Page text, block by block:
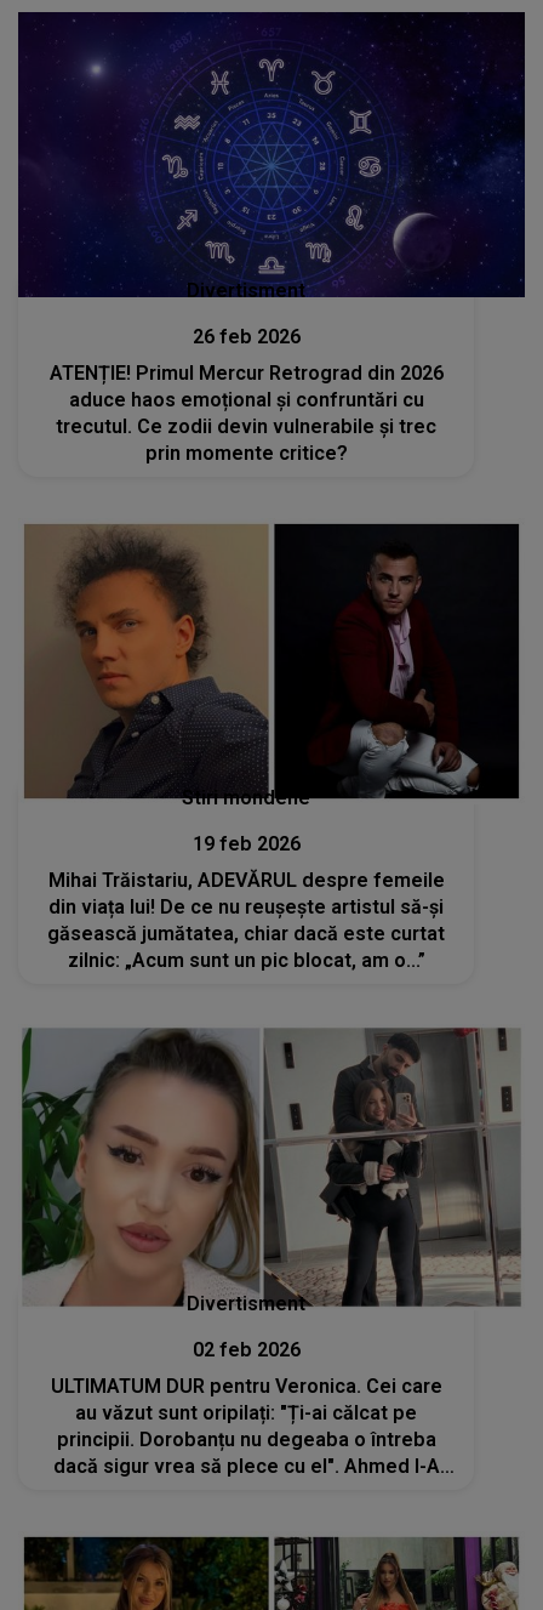
Divertisment
26 feb 2026
ATENȚIE! Primul Mercur Retrograd din 2026
aduce haos emoțional și confruntări cu
trecutul. Ce zodii devin vulnerabile și trec
prin momente critice?
Stiri mondene
19 feb 2026
Mihai Trăistariu, ADEVĂRUL despre femeile
din viața lui! De ce nu reușește artistul să-și
găsească jumătatea, chiar dacă este curtat
zilnic: „Acum sunt un pic blocat, am o...”
Divertisment
02 feb 2026
ULTIMATUM DUR pentru Veronica. Cei care
au văzut sunt oripilați: "Ți-ai călcat pe
principii. Dorobanțu nu degeaba o întreba
dacă sigur vrea să plece cu el". Ahmed I-A